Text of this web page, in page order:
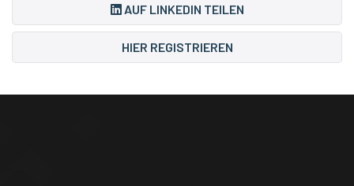
AUF LINKEDIN TEILEN
HIER REGISTRIEREN